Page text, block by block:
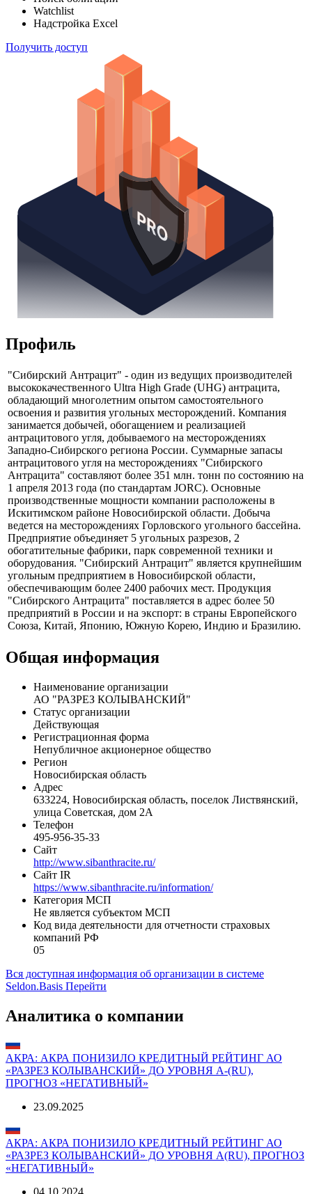
Watchlist
Надстройка Excel
Получить доступ
Профиль
"Сибирский Антрацит" - один из ведущих производителей
высококачественного Ultra High Grade (UHG) антрацита,
обладающий многолетним опытом самостоятельного
освоения и развития угольных месторождений. Компания
занимается добычей, обогащением и реализацией
антрацитового угля, добываемого на месторождениях
Западно-Сибирского региона России. Суммарные запасы
антрацитового угля на месторождениях "Сибирского
Антрацита" составляют более 351 млн. тонн по состоянию на
1 апреля 2013 года (по стандартам JORC). Основные
производственные мощности компании расположены в
Искитимском районе Новосибирской области. Добыча
ведется на месторождениях Горловского угольного бассейна.
Предприятие объединяет 5 угольных разрезов, 2
обогатительные фабрики, парк современной техники и
оборудования. "Сибирский Антрацит" является крупнейшим
угольным предприятием в Новосибирской области,
обеспечивающим более 2400 рабочих мест. Продукция
"Сибирского Антрацита" поставляется в адрес более 50
предприятий в России и на экспорт: в страны Европейского
Союза, Китай, Японию, Южную Корею, Индию и Бразилию.
Общая информация
Наименование организации
АО "РАЗРЕЗ КОЛЫВАНСКИЙ"
Статус организации
Действующая
Регистрационная форма
Непубличное акционерное общество
Регион
Новосибирская область
Адрес
633224, Новосибирская область, поселок Листвянский,
улица Советская, дом 2А
Телефон
495-956-35-33
Сайт
http://www.sibanthracite.ru/
Сайт IR
https://www.sibanthracite.ru/information/
Категория МСП
Не является субъектом МСП
Код вида деятельности для отчетности страховых
компаний РФ
05
Вся доступная информация об организации в системе
Seldon.Basis Перейти
Аналитика о компании
АКРА: АКРА ПОНИЗИЛО КРЕДИТНЫЙ РЕЙТИНГ АО
«РАЗРЕЗ КОЛЫВАНСКИЙ» ДО УРОВНЯ A-(RU),
ПРОГНОЗ «НЕГАТИВНЫЙ»
23.09.2025
АКРА: АКРА ПОНИЗИЛО КРЕДИТНЫЙ РЕЙТИНГ АО
«РАЗРЕЗ КОЛЫВАНСКИЙ» ДО УРОВНЯ А(RU), ПРОГНОЗ
«НЕГАТИВНЫЙ»
04.10.2024